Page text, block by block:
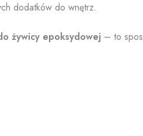
dodatków do wnętrz.
żywicy epoksydowej – to